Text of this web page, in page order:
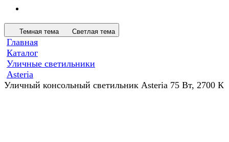
Темная тема Светлая тема
Главная
Каталог
Уличные светильники
Asteria
Уличный консольный светильник Asteria 75 Вт, 2700 К